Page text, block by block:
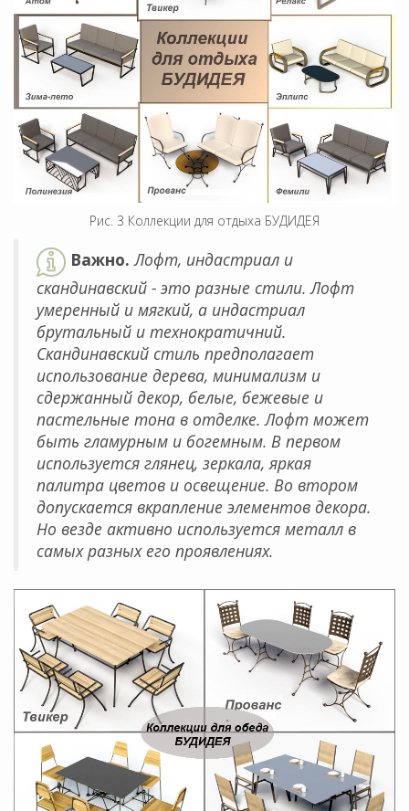
Рис. 3 Коллекции для отдыха БУДИДЕЯ
Важно. Лофт, индастриал и
скандинавский - это разные стили. Лофт
умеренный и мягкий, а индастриал
брутальный и технократичний.
Скандинавский стиль предполагает
использование дерева, минимализм и
сдержанный декор, белые, бежевые и
пастельные тона в отделке. Лофт может
быть гламурным и богемным. В первом
используется глянец, зеркала, яркая
палитра цветов и освещение. Во втором
допускается вкрапление элементов декора.
Но везде активно используется металл в
самых разных его проявлениях.